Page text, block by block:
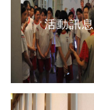
活動訊息